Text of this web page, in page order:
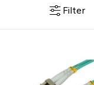
Filter